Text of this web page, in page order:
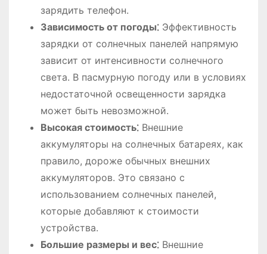
зарядить телефон.
Зависимость от погоды⁚Эффективность
зарядки от солнечных панелей напрямую
зависит от интенсивности солнечного
света. В пасмурную погоду или в условиях
недостаточной освещенности зарядка
может быть невозможной.
Высокая стоимость⁚Внешние
аккумуляторы на солнечных батареях, как
правило, дороже обычных внешних
аккумуляторов. Это связано с
использованием солнечных панелей,
которые добавляют к стоимости
устройства.
Большие размеры и вес⁚Внешние